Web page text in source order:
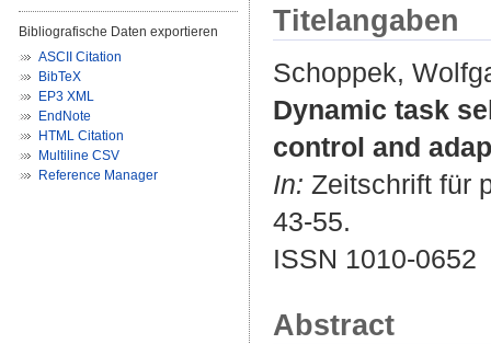
Bibliografische Daten exportieren
ASCII Citation
BibTeX
EP3 XML
EndNote
HTML Citation
Multiline CSV
Reference Manager
Titelangaben
Schoppek,
Dynamic task
control and
In: Zeitschrift für
43-55.
ISSN 1010-0652
Abstract